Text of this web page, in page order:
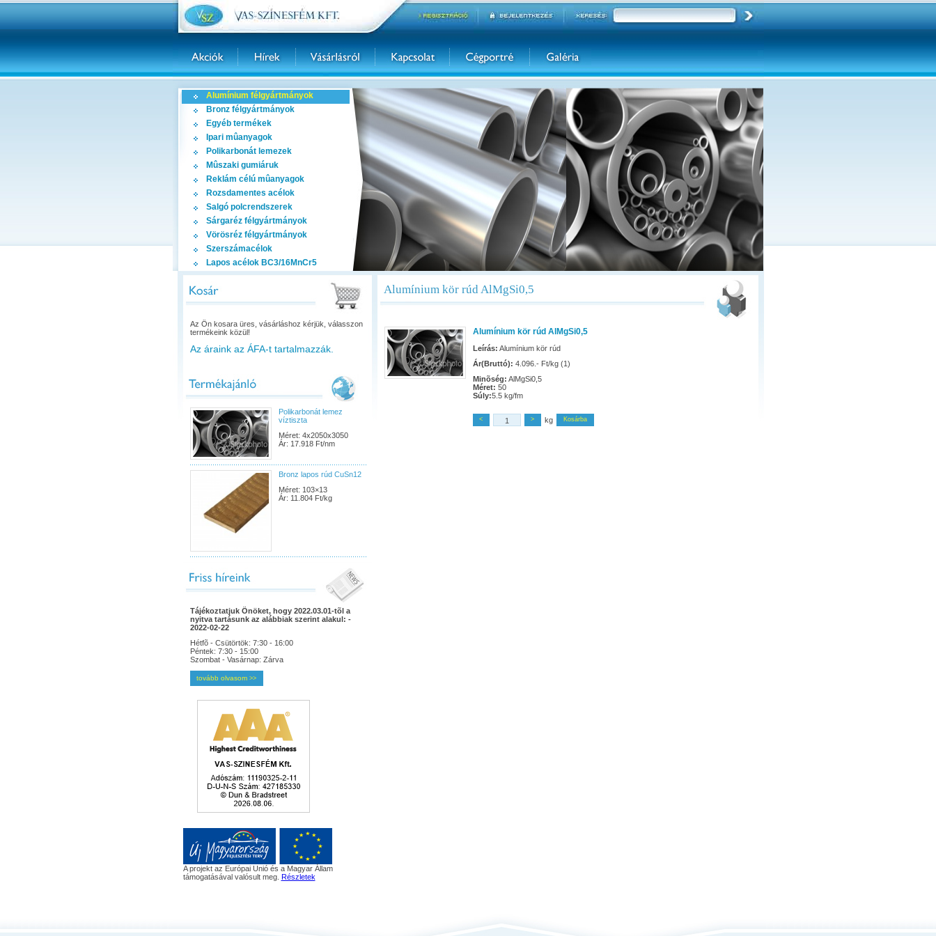
Alumínium félgyártmányok
Bronz félgyártmányok
Egyéb termékek
Ipari mûanyagok
Polikarbonát lemezek
Mûszaki gumiáruk
Reklám célú mûanyagok
Rozsdamentes acélok
Salgó polcrendszerek
Sárgaréz félgyártmányok
Vörösréz félgyártmányok
Szerszámacélok
Lapos acélok BC3/16MnCr5
Az Ön kosara üres, vásárláshoz kérjük, válasszon
termékeink közül!
Az áraink az ÁFA-t tartalmazzák.
Polikarbonát lemez
víztiszta
Méret: 4x2050x3050
Ár: 17.918 Ft/nm
Bronz lapos rúd CuSn12
Méret: 103×13
Ár: 11.804 Ft/kg
Tájékoztatjuk Önöket, hogy 2022.03.01-tõl a
nyitva tartásunk az alábbiak szerint alakul: -
2022-02-22
Hétfõ - Csütörtök: 7:30 - 16:00
Péntek: 7:30 - 15:00
Szombat - Vasárnap: Zárva
tovább olvasom >>
A projekt az Európai Unió és a Magyar Állam
támogatásával valósult meg. Részletek
Alumínium kör rúd AlMgSi0,5
Alumínium kör rúd AlMgSi0,5
Leírás: Alumínium kör rúd
Ár(Bruttó): 4.096.- Ft/kg (1)
Minõség: AlMgSi0,5
Méret: 50
Súly:5.5 kg/fm
< > kg Kosárba